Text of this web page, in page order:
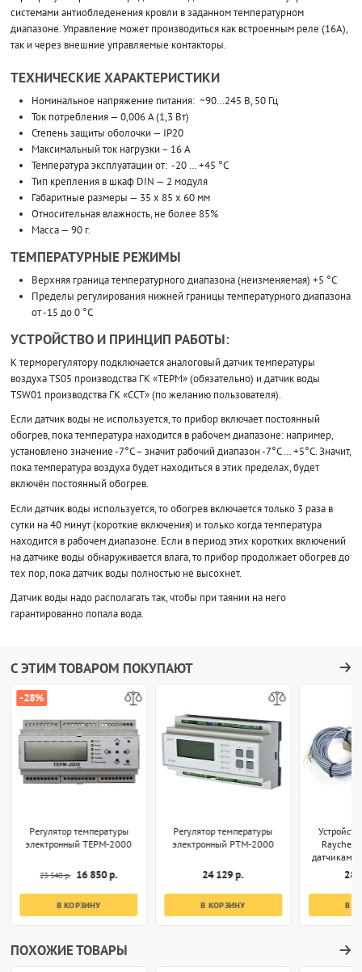
системами антиобледенения кровли в заданном температурном
диапазоне. Управление может производиться как встроенным реле (16А),
так и через внешние управляемые контакторы.
ТЕХНИЧЕСКИЕ ХАРАКТЕРИСТИКИ
Номинальное напряжение питания: ~90…245 В, 50 Гц
Ток потребления — 0,006 А (1,3 Вт)
Степень защиты оболочки — IP20
Максимальный ток нагрузки – 16 А
Температура эксплуатации от: -20 … +45 °С
Тип крепления в шкаф DIN — 2 модуля
Габаритные размеры — 35 х 85 х 60 мм
Относительная влажность, не более 85%
Масса — 90 г.
ТЕМПЕРАТУРНЫЕ РЕЖИМЫ
Верхняя граница температурного диапазона (неизменяемая) +5 °С
Пределы регулирования нижней границы температурного диапазона
от -15 до 0 °С
УСТРОЙСТВО И ПРИНЦИП РАБОТЫ:
К терморегулятору подключается аналоговый датчик температуры
воздуха TS05 производства ГК «ТЕРМ» (обязательно) и датчик воды
TSW01 производства ГК «ССТ» (по желанию пользователя).
Если датчик воды не используется, то прибор включает постоянный
обогрев, пока температура находится в рабочем диапазоне: например,
установлено значение -7°С – значит рабочий диапазон -7°С … +5°С. Значит,
пока температура воздуха будет находиться в этих пределах, будет
включён постоянный обогрев.
Если датчик воды используется, то обогрев включается только 3 раза в
сутки на 40 минут (короткие включения) и только когда температура
находится в рабочем диапазоне. Если в период этих коротких включений
на датчике воды обнаруживается влага, то прибор продолжает обогрев до
тех пор, пока датчик воды полностью не высохнет.
Датчик воды надо располагать так, чтобы при таянии на него
гарантированно попала вода.
С ЭТИМ ТОВАРОМ ПОКУПАЮТ
-28%
Регулятор температуры
электронный ТЕРМ-2000
23 540 р. 16 850 р.
В КОРЗИНУ
Регулятор температуры
электронный РТМ-2000
24 129 р.
В КОРЗИНУ
датчиками
В
ПОХОЖИЕ ТОВАРЫ